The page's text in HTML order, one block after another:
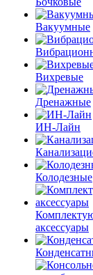
Вакуумные
Вихревые
Дренажные
ИН-Лайн
Колодезные
аксессуары